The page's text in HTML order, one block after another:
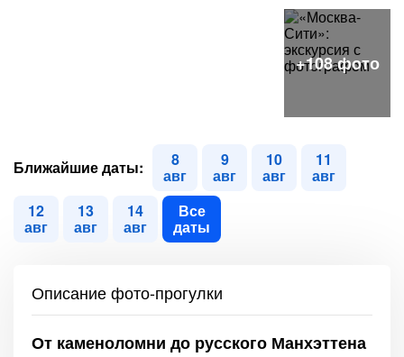
Ближайшие даты: 8
авг
9
авг
10
авг
11
авг
12
авг
13
авг
14
авг
Все
даты
Описание фото-прогулки
От каменоломни до русского Манхэттена